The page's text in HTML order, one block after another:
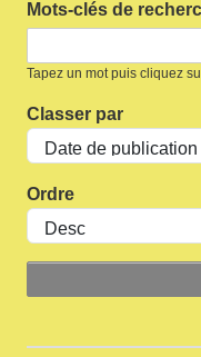
Mots-clés de
Tapez un mot puis cliquez
Classer par
Ordre